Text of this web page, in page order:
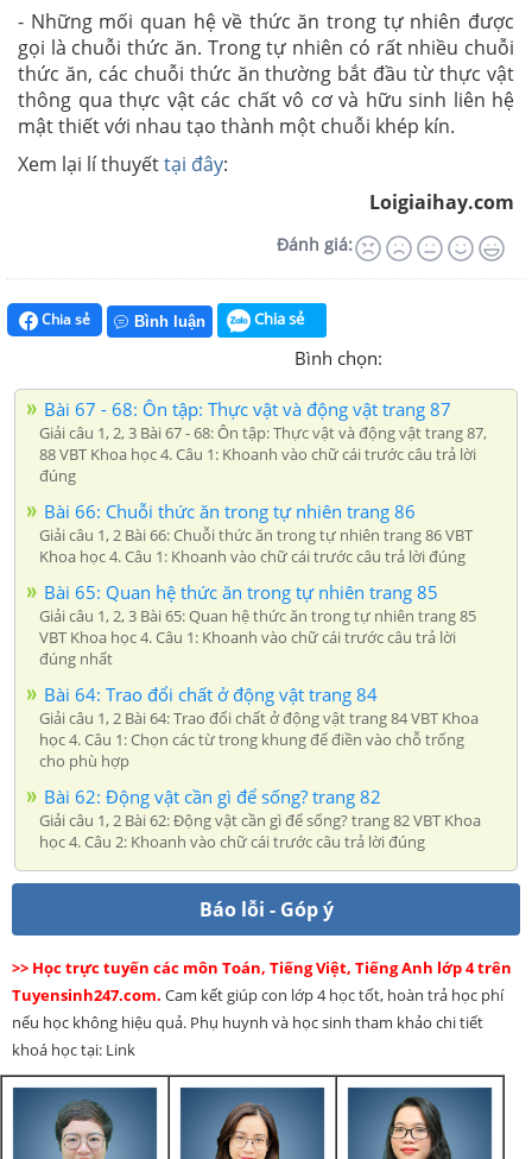
- Những mối quan hệ về thức ăn trong tự nhiên được
gọi là chuỗi thức ăn. Trong tự nhiên có rất nhiều chuỗi
thức ăn, các chuỗi thức ăn thường bắt đầu từ thực vật
thông qua thực vật các chất vô cơ và hữu sinh liên hệ
mật thiết với nhau tạo thành một chuỗi khép kín.
Xem lại lí thuyếttại đây:
Loigiaihay.com
Đánh giá:
Chia sẻ Bình luận Chia sẻ
Bình chọn:
Bài 67 - 68: Ôn tập: Thực vật và động vật trang 87
Giải câu 1, 2, 3 Bài 67 - 68: Ôn tập: Thực vật và động vật trang 87,
88 VBT Khoa học 4. Câu 1: Khoanh vào chữ cái trước câu trả lời
đúng
Bài 66: Chuỗi thức ăn trong tự nhiên trang 86
Giải câu 1, 2 Bài 66: Chuỗi thức ăn trong tự nhiên trang 86 VBT
Khoa học 4. Câu 1: Khoanh vào chữ cái trước câu trả lời đúng
Bài 65: Quan hệ thức ăn trong tự nhiên trang 85
Giải câu 1, 2, 3 Bài 65: Quan hệ thức ăn trong tự nhiên trang 85
VBT Khoa học 4. Câu 1: Khoanh vào chữ cái trước câu trả lời
đúng nhất
Bài 64: Trao đổi chất ở động vật trang 84
Giải câu 1, 2 Bài 64: Trao đổi chất ở động vật trang 84 VBT Khoa
học 4. Câu 1: Chọn các từ trong khung để điền vào chỗ trống
cho phù hợp
Bài 62: Động vật cần gì để sống? trang 82
Giải câu 1, 2 Bài 62: Động vật cần gì để sống? trang 82 VBT Khoa
học 4. Câu 2: Khoanh vào chữ cái trước câu trả lời đúng
Báo lỗi - Góp ý
>> Học trực tuyến các môn Toán, Tiếng Việt, Tiếng Anh lớp 4 trên
Tuyensinh247.com. Cam kết giúp con lớp 4 học tốt, hoàn trả học phí
nếu học không hiệu quả. Phụ huynh và học sinh tham khảo chi tiết
khoá học tại: Link